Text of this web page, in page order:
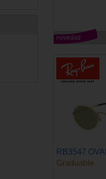
novedad
RB3547 OVAL
Graduable